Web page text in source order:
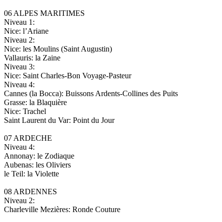
06 ALPES MARITIMES
Niveau 1:
Nice: l’Ariane
Niveau 2:
Nice: les Moulins (Saint Augustin)
Vallauris: la Zaine
Niveau 3:
Nice: Saint Charles-Bon Voyage-Pasteur
Niveau 4:
Cannes (la Bocca): Buissons Ardents-Collines des Puits
Grasse: la Blaquière
Nice: Trachel
Saint Laurent du Var: Point du Jour
07 ARDECHE
Niveau 4:
Annonay: le Zodiaque
Aubenas: les Oliviers
le Teil: la Violette
08 ARDENNES
Niveau 2:
Charleville Mezières: Ronde Couture